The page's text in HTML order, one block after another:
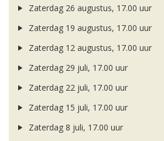
Zaterdag 26 augustus, 17.00 uur
Zaterdag 19 augustus, 17.00 uur
Zaterdag 12 augustus, 17.00 uur
Zaterdag 29 juli, 17.00 uur
Zaterdag 22 juli, 17.00 uur
Zaterdag 15 juli, 17.00 uur
Zaterdag 8 juli, 17.00 uur